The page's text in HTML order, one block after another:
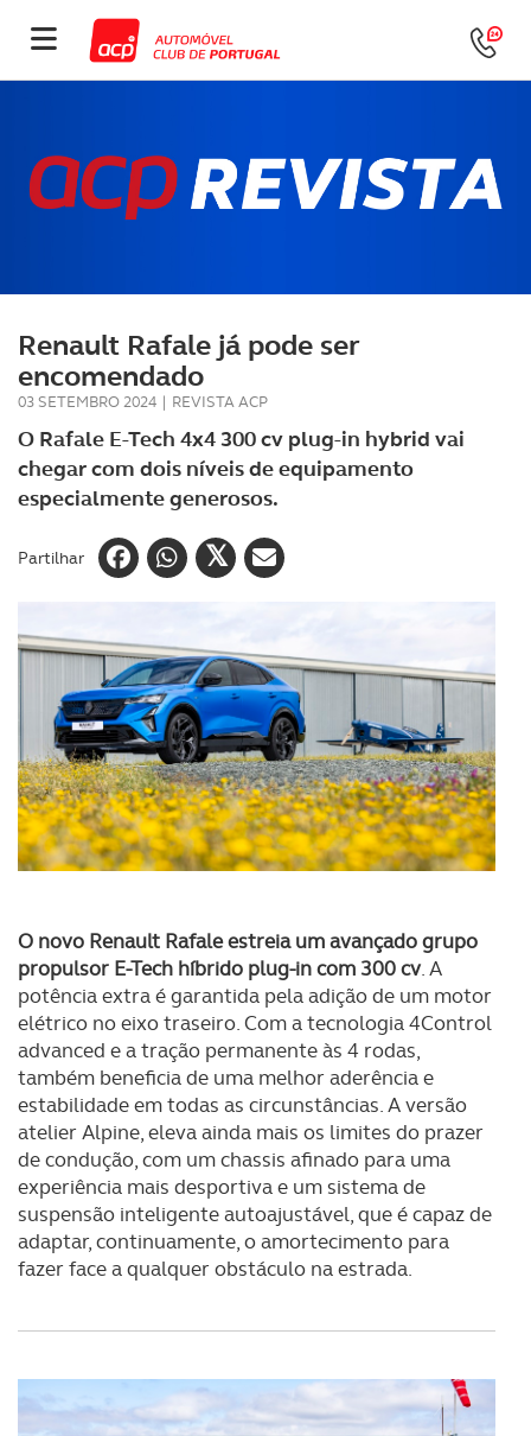
Renault Rafale já pode ser
encomendado
03 SETEMBRO 2024 | REVISTA ACP
O Rafale E-Tech 4x4 300 cv plug-in hybrid vai
chegar com dois níveis de equipamento
especialmente generosos.
Partilhar
O novo Renault Rafale estreia um avançado grupo
propulsor E-Tech híbrido plug-in com 300 cv. A
potência extra é garantida pela adição de um motor
elétrico no eixo traseiro. Com a tecnologia 4Control
advanced e a tração permanente às 4 rodas,
também beneficia de uma melhor aderência e
estabilidade em todas as circunstâncias. A versão
atelier Alpine, eleva ainda mais os limites do prazer
de condução, com um chassis afinado para uma
experiência mais desportiva e um sistema de
suspensão inteligente autoajustável, que é capaz de
adaptar, continuamente, o amortecimento para
fazer face a qualquer obstáculo na estrada.